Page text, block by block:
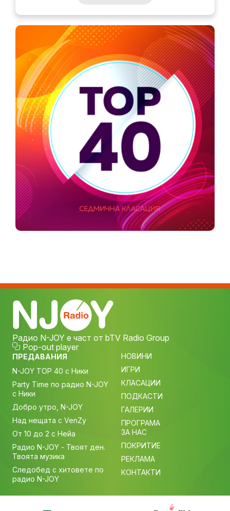
Радио N-JOY е част от bTV Radio Group
Pop-out player
ПРЕДАВАНИЯ
N-JOY TOP 40 с Ники
Party Time по радио N-JOY
с Ники
Добро утро, N-JOY
Над нещата с VenZy
От 10 до 2 с Нейа
Радио N-JOY - Твоят ден.
Твоята музика
Следобед с хитовете по
радио N-JOY
НОВИНИ
ИГРИ
КЛАСАЦИИ
ПОДКАСТИ
ГАЛЕРИИ
ПРОГРАМА
ЗА НАС
ПОКРИТИЕ
РЕКЛАМА
КОНТАКТИ